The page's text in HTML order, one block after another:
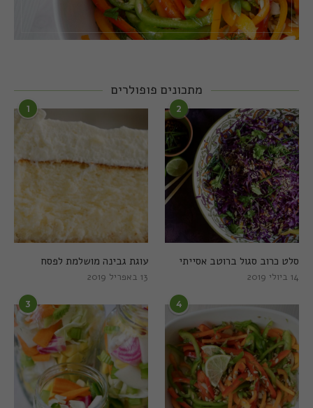
מתכונים פופולרים
1
עוגת גבינה מושלמת לפסח
13 באפריל 2019
2
סלט כרוב סגול ברוטב אסייתי
14 ביולי 2019
3 4